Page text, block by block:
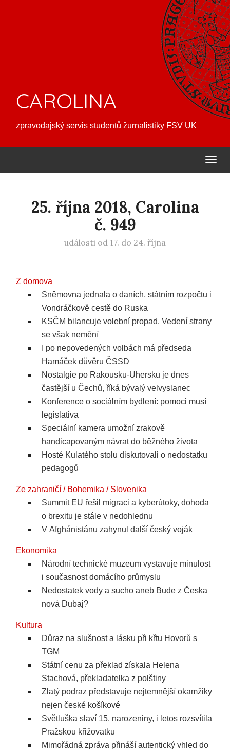
CAROLINA
zpravodajský servis studentů žurnalistiky FSV UK
25. října 2018, Carolina
č. 949
události od 17. do 24. října
Z domova
Sněmovna jednala o daních, státním rozpočtu i
Vondráčkově cestě do Ruska
KSČM bilancuje volební propad. Vedení strany
se však nemění
I po nepovedených volbách má předseda
Hamáček důvěru ČSSD
Nostalgie po Rakousku-Uhersku je dnes
častější u Čechů, říká bývalý velvyslanec
Konference o sociálním bydlení: pomoci musí
legislativa
Speciální kamera umožní zrakově
handicapovaným návrat do běžného života
Hosté Kulatého stolu diskutovali o nedostatku
pedagogů
Ze zahraničí / Bohemika / Slovenika
Summit EU řešil migraci a kyberútoky, dohoda
o brexitu je stále v nedohlednu
V Afghánistánu zahynul další český voják
Ekonomika
Národní technické muzeum vystavuje minulost
i současnost domácího průmyslu
Nedostatek vody a sucho aneb Bude z Česka
nová Dubaj?
Kultura
Důraz na slušnost a lásku při křtu Hovorů s
TGM
Státní cenu za překlad získala Helena
Stachová, překladatelka z polštiny
Zlatý podraz představuje nejtemnější okamžiky
nejen české košíkové
Světluška slaví 15. narozeniny, i letos rozsvítila
Pražskou křižovatku
Mimořádná zpráva přináší autentický vhled do